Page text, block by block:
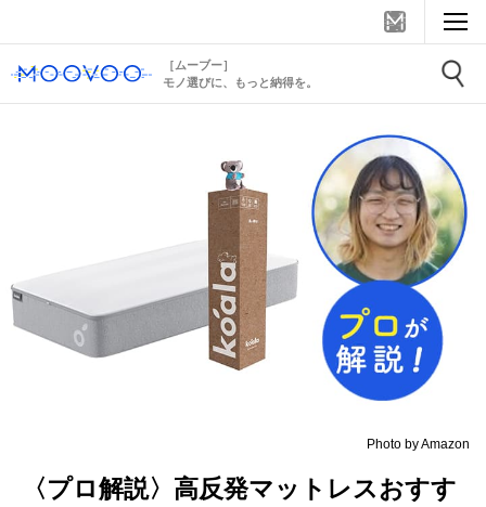
［ムーブー］
モノ選びに、もっと納得を。
Photo by Amazon
〈プロ解説〉高反発マットレスおすす